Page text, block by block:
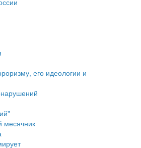
воздействия
проектирования
и застройки
его идеологии и
месячник